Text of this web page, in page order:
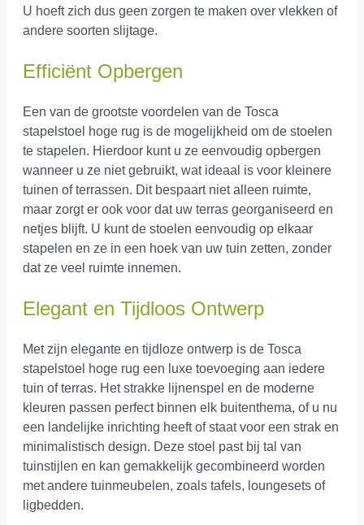
U hoeft zich dus geen zorgen te maken over vlekken of
andere soorten slijtage.
Efficiënt Opbergen
Een van de grootste voordelen van de Tosca
stapelstoel hoge rug is de mogelijkheid om de stoelen
te stapelen. Hierdoor kunt u ze eenvoudig opbergen
wanneer u ze niet gebruikt, wat ideaal is voor kleinere
tuinen of terrassen. Dit bespaart niet alleen ruimte,
maar zorgt er ook voor dat uw terras georganiseerd en
netjes blijft. U kunt de stoelen eenvoudig op elkaar
stapelen en ze in een hoek van uw tuin zetten, zonder
dat ze veel ruimte innemen.
Elegant en Tijdloos Ontwerp
Met zijn elegante en tijdloze ontwerp is de Tosca
stapelstoel hoge rug een luxe toevoeging aan iedere
tuin of terras. Het strakke lijnenspel en de moderne
kleuren passen perfect binnen elk buitenthema, of u nu
een landelijke inrichting heeft of staat voor een strak en
minimalistisch design. Deze stoel past bij tal van
tuinstijlen en kan gemakkelijk gecombineerd worden
met andere tuinmeubelen, zoals tafels, loungesets of
ligbedden.